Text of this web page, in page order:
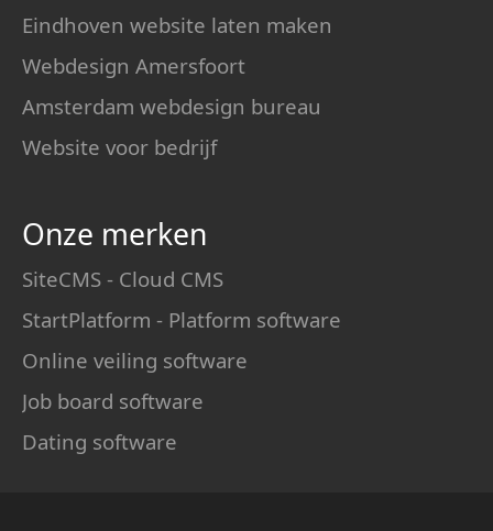
Eindhoven website laten maken
Webdesign Amersfoort
Amsterdam webdesign bureau
Website voor bedrijf
Onze merken
SiteCMS - Cloud CMS
StartPlatform - Platform software
Online veiling software
Job board software
Dating software